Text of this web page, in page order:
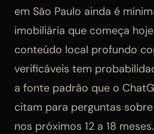
em São Paulo ainda é
imobiliária que começa
conteúdo local profundo
verificáveis tem
a fonte padrão que o
citam para perguntas
nos próximos 12 a 18